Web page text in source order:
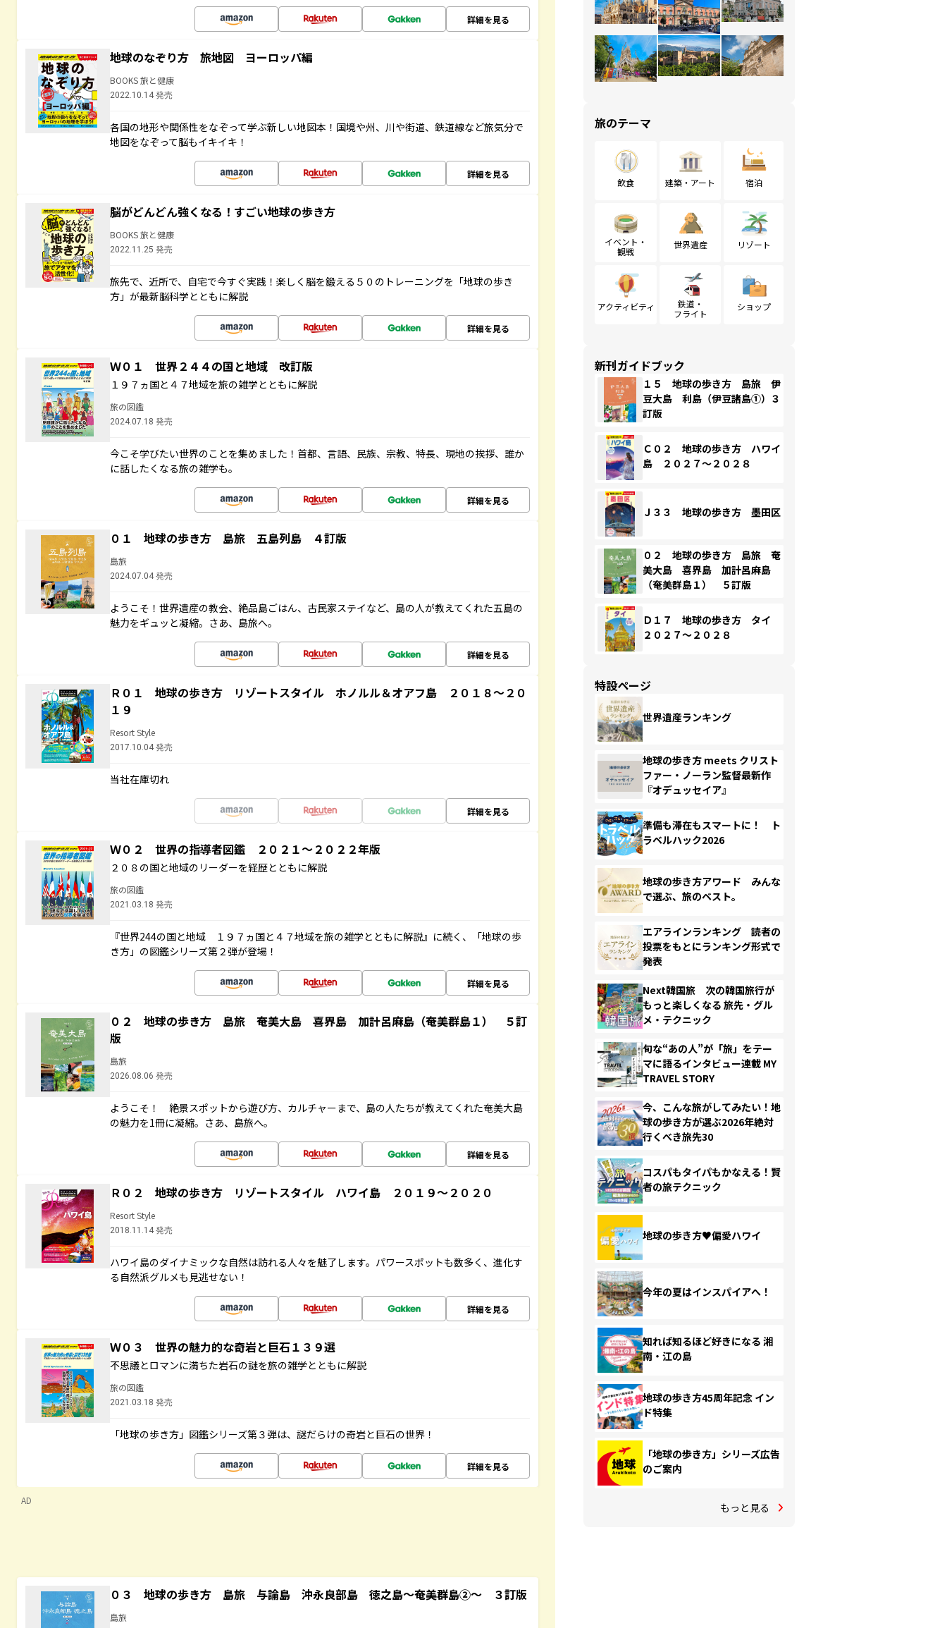
詳細を見る
地球のなぞり方 旅地図 ヨーロッパ編
BOOKS 旅と健康
2022.10.14 発売
各国の地形や関係性をなぞって学ぶ新しい地図本！国境や州、川や街道、鉄道線など旅気分で
地図をなぞって脳もイキイキ！
詳細を見る
脳がどんどん強くなる！すごい地球の歩き方
BOOKS 旅と健康
2022.11.25 発売
旅先で、近所で、自宅で今すぐ実践！楽しく脳を鍛える５０のトレーニングを「地球の歩き
方」が最新脳科学とともに解説
詳細を見る
Ｗ０１ 世界２４４の国と地域 改訂版
１９７ヵ国と４７地域を旅の雑学とともに解説
旅の図鑑
2024.07.18 発売
今こそ学びたい世界のことを集めました！首都、言語、民族、宗教、特長、現地の挨拶、誰か
に話したくなる旅の雑学も。
詳細を見る
０１ 地球の歩き方 島旅 五島列島 ４訂版
島旅
2024.07.04 発売
ようこそ！世界遺産の教会、絶品島ごはん、古民家ステイなど、島の人が教えてくれた五島の
魅力をギュッと凝縮。さあ、島旅へ。
詳細を見る
Ｒ０１ 地球の歩き方 リゾートスタイル ホノルル＆オアフ島 ２０１８～２０
１９
Resort Style
2017.10.04 発売
当社在庫切れ
詳細を見る
Ｗ０２ 世界の指導者図鑑 ２０２１～２０２２年版
２０８の国と地域のリーダーを経歴とともに解説
旅の図鑑
2021.03.18 発売
『世界244の国と地域 １９７ヵ国と４７地域を旅の雑学とともに解説』に続く、「地球の歩
き方」の図鑑シリーズ第２弾が登場！
詳細を見る
０２ 地球の歩き方 島旅 奄美大島 喜界島 加計呂麻島（奄美群島１） ５訂
版
島旅
2026.08.06 発売
ようこそ！ 絶景スポットから遊び方、カルチャーまで、島の人たちが教えてくれた奄美大島
の魅力を1冊に凝縮。さあ、島旅へ。
詳細を見る
Ｒ０２ 地球の歩き方 リゾートスタイル ハワイ島 ２０１９～２０２０
Resort Style
2018.11.14 発売
ハワイ島のダイナミックな自然は訪れる人々を魅了します。パワースポットも数多く、進化す
る自然派グルメも見逃せない！
詳細を見る
Ｗ０３ 世界の魅力的な奇岩と巨石１３９選
不思議とロマンに満ちた岩石の謎を旅の雑学とともに解説
旅の図鑑
2021.03.18 発売
「地球の歩き方」図鑑シリーズ第３弾は、謎だらけの奇岩と巨石の世界！
詳細を見る
AD
０３ 地球の歩き方 島旅 与論島 沖永良部島 徳之島～奄美群島②～ ３訂版
島旅
旅のテーマ
飲食 建築・アート 宿泊
イベント・
観戦
世界遺産 リゾート
アクティビティ
鉄道・
フライト
ショップ
新刊ガイドブック
１５ 地球の歩き方 島旅 伊
豆大島 利島（伊豆諸島①）３
訂版
Ｃ０２ 地球の歩き方 ハワイ
島 ２０２７～２０２８
Ｊ３３ 地球の歩き方 墨田区
０２ 地球の歩き方 島旅 奄
美大島 喜界島 加計呂麻島
（奄美群島１） ５訂版
Ｄ１７ 地球の歩き方 タイ
２０２７～２０２８
特設ページ
世界遺産ランキング
地球の歩き方 meets クリスト
ファー・ノーラン監督最新作
『オデュッセイア』
準備も滞在もスマートに！ ト
ラベルハック2026
地球の歩き方アワード みんな
で選ぶ、旅のベスト。
エアラインランキング 読者の
投票をもとにランキング形式で
発表
Next韓国旅 次の韓国旅行が
もっと楽しくなる 旅先・グル
メ・テクニック
旬な“あの人”が「旅」をテー
マに語るインタビュー連載 MY
TRAVEL STORY
今、こんな旅がしてみたい！地
球の歩き方が選ぶ2026年絶対
行くべき旅先30
コスパもタイパもかなえる！賢
者の旅テクニック
地球の歩き方♥偏愛ハワイ
今年の夏はインスパイアへ！
知れば知るほど好きになる 湘
南・江の島
地球の歩き方45周年記念 イン
ド特集
「地球の歩き方」シリーズ広告
のご案内
もっと見る